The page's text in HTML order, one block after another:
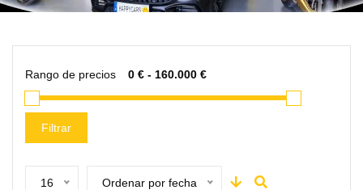
Rango de precios
Filtrar
16 Ordenar por fecha